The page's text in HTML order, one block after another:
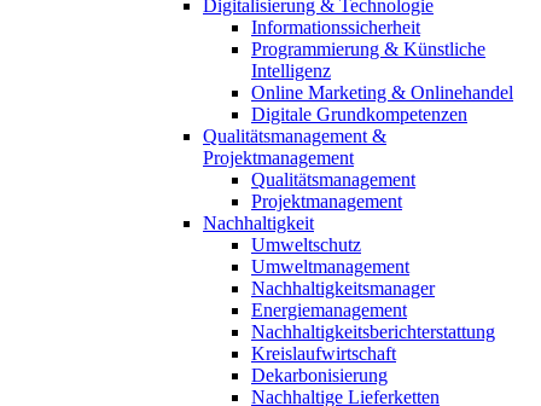
Digitalisierung & Technologie
Informationssicherheit
Programmierung & Künstliche
Intelligenz
Online Marketing & Onlinehandel
Digitale Grundkompetenzen
Qualitätsmanagement &
Projektmanagement
Qualitätsmanagement
Projektmanagement
Nachhaltigkeit
Umweltschutz
Umweltmanagement
Nachhaltigkeitsmanager
Energiemanagement
Nachhaltigkeitsberichterstattung
Kreislaufwirtschaft
Dekarbonisierung
Nachhaltige Lieferketten